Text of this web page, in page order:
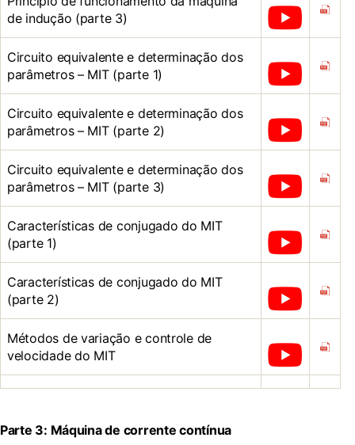
de indução (parte 3)
Circuito equivalente e determinação dos
parâmetros – MIT (parte 1)
Circuito equivalente e determinação dos
parâmetros – MIT (parte 2)
Circuito equivalente e determinação dos
parâmetros – MIT (parte 3)
Características de conjugado do MIT
(parte 1)
Características de conjugado do MIT
(parte 2)
Métodos de variação e controle de
velocidade do MIT
Parte 3: Máquina de corrente contínua